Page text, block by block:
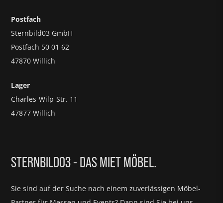
Postfach
Sternbild03 GmbH
Postfach 50 01 62
47870 Willich
Lager
Charles-Wilp-Str. 11
47877 Willich
STERNBILD03 - DAS MIET MÖBEL.
Sie sind auf der Suche nach einem zuverlässigen Möbel-